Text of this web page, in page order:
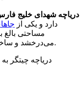
دریاچه شهدای خلیج
دارد و یکی از
مساحتی بالغ
می‌درخشد و.
دریاچه چیتگر